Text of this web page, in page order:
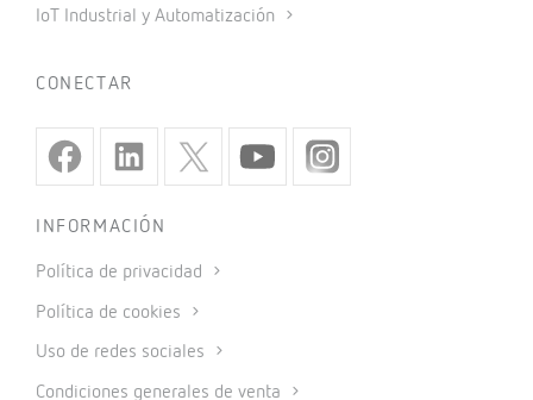
IoT Industrial y Automatización
CONECTAR
INFORMACIÓN
Política de privacidad
Política de cookies
Uso de redes sociales
Condiciones generales de venta